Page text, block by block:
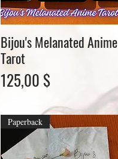
Schnellansicht
Bijou's Melanated Anime
Tarot
Preis
125,00 $
Paperback